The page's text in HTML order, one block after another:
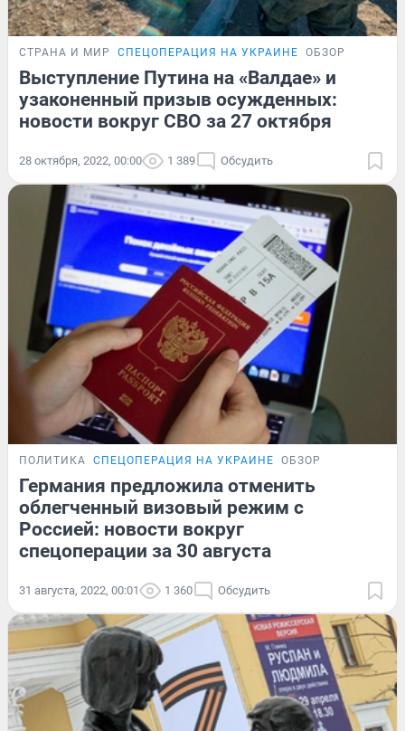
СТРАНА И МИР СПЕЦОПЕРАЦИЯ НА УКРАИНЕ ОБЗОР
Выступление Путина на «Валдае» и
узаконенный призыв осужденных:
новости вокруг СВО за 27 октября
28 октября, 2022, 00:00 1 389 Обсудить
ПОЛИТИКА СПЕЦОПЕРАЦИЯ НА УКРАИНЕ ОБЗОР
Германия предложила отменить
облегченный визовый режим с
Россией: новости вокруг
спецоперации за 30 августа
31 августа, 2022, 00:01 1 360 Обсудить